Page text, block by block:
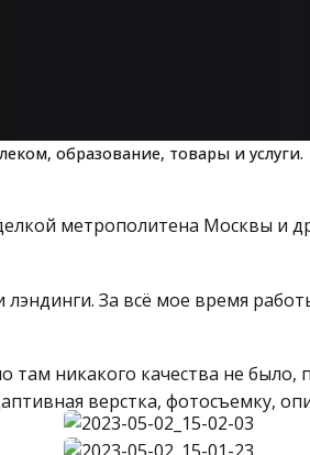
образование, товары и услуги.
метрополитена Москвы и
За всё мое время
никакого качества не было,
верстка, фотосъемку,